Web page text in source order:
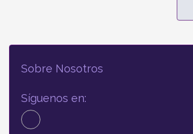
Sobre Nosotros
Síguenos en: